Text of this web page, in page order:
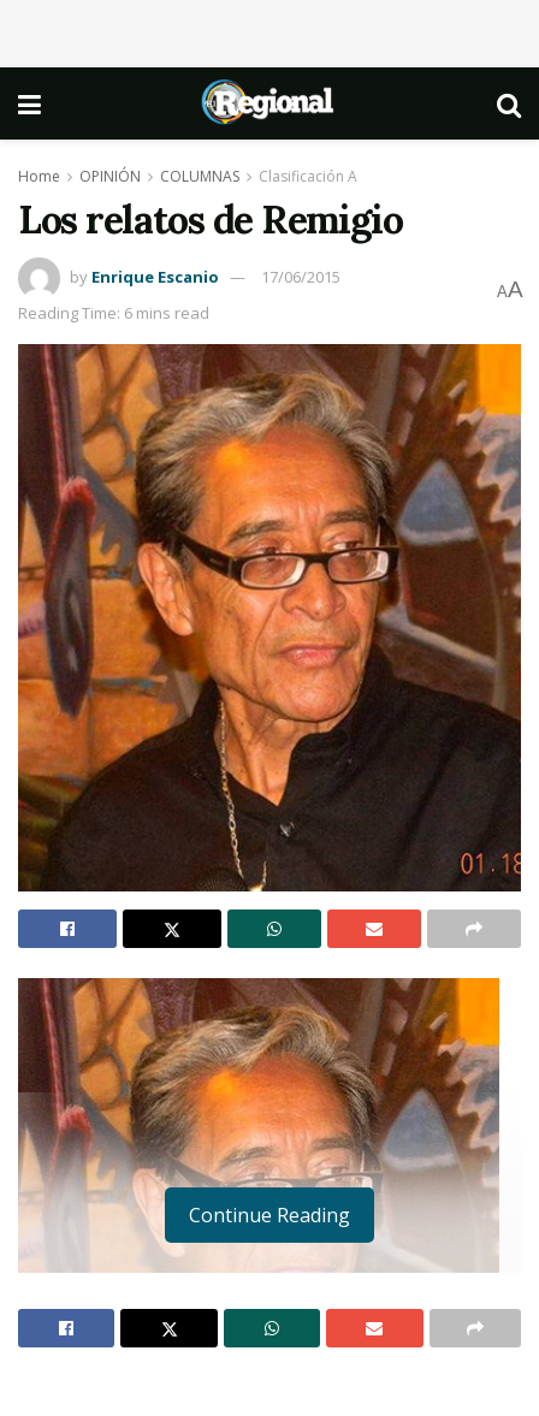
Home OPINIÓN COLUMNAS Clasificación A
Los relatos de Remigio
by Enrique Escanio
17/06/2015
Reading Time: 6 mins read
AA
Continue Reading